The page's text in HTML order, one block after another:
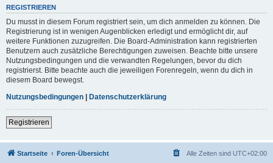
REGISTRIEREN
Du musst in diesem Forum registriert sein, um dich anmelden zu können. Die
Registrierung ist in wenigen Augenblicken erledigt und ermöglicht dir, auf
weitere Funktionen zuzugreifen. Die Board-Administration kann registrierten
Benutzern auch zusätzliche Berechtigungen zuweisen. Beachte bitte unsere
Nutzungsbedingungen und die verwandten Regelungen, bevor du dich
registrierst. Bitte beachte auch die jeweiligen Forenregeln, wenn du dich in
diesem Board bewegst.
Nutzungsbedingungen | Datenschutzerklärung
Registrieren
Startseite Foren-Übersicht Alle Zeiten sind UTC+02:00